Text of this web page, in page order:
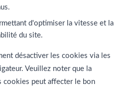
d'optimiser la vitesse et la
du site.
désactiver les cookies via les
Veuillez noter que la
cookies peut affecter le bon